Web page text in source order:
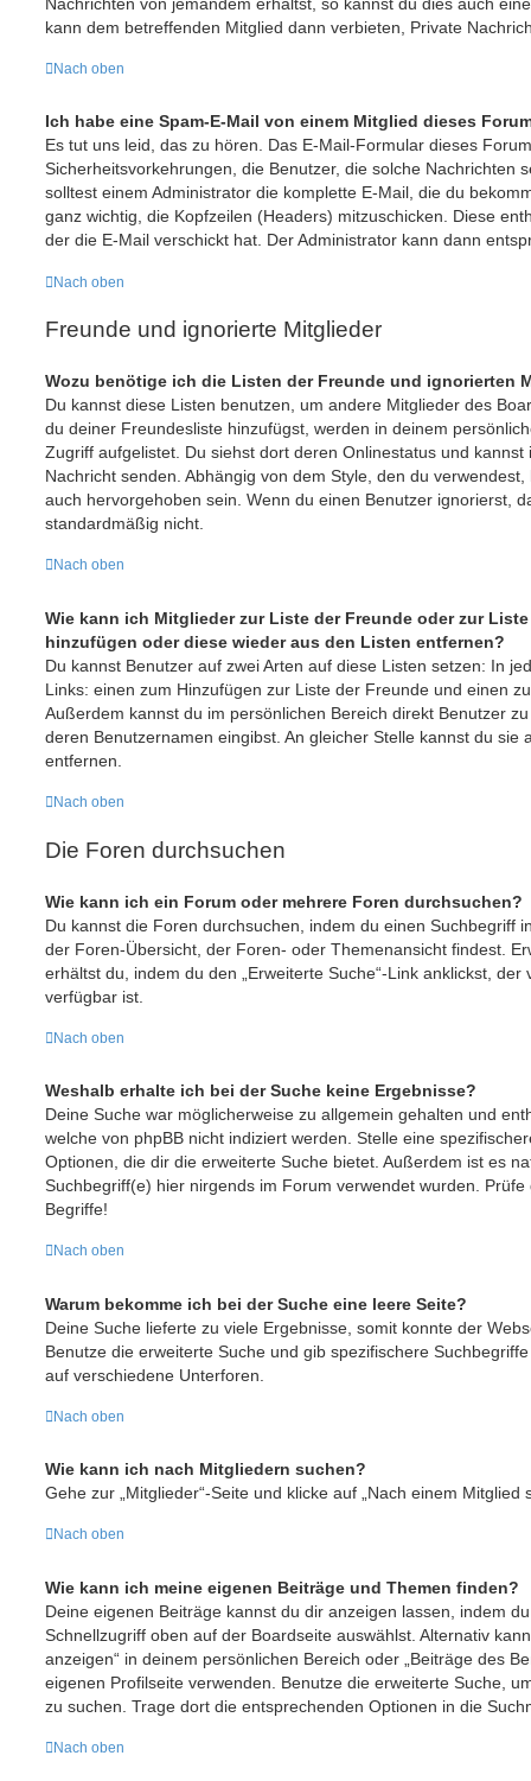
kann dem betreffenden Mitglied dann verbieten, Private
Nach oben
Ich habe eine Spam-E-Mail von einem Mitglied dieses
Es tut uns leid, das zu hören. Das E-Mail-Formular dieses
Sicherheitsvorkehrungen, die Benutzer, die solche Nachrichten
solltest einem Administrator die komplette E-Mail, die du
ganz wichtig, die Kopfzeilen (Headers) mitzuschicken. Diese
der die E-Mail verschickt hat. Der Administrator kann dann
Nach oben
Freunde und ignorierte Mitglieder
Wozu benötige ich die Listen der Freunde und ignorierten
Du kannst diese Listen benutzen, um andere Mitglieder des
du deiner Freundesliste hinzufügst, werden in deinem
Zugriff aufgelistet. Du siehst dort deren Onlinestatus und kannst
Nachricht senden. Abhängig von dem Style, den du
auch hervorgehoben sein. Wenn du einen Benutzer ignorierst,
standardmäßig nicht.
Nach oben
Wie kann ich Mitglieder zur Liste der Freunde oder zur
hinzufügen oder diese wieder aus den Listen entfernen?
Du kannst Benutzer auf zwei Arten auf diese Listen setzen: In
Links: einen zum Hinzufügen zur Liste der Freunde und einen
Außerdem kannst du im persönlichen Bereich direkt Benutzer
deren Benutzernamen eingibst. An gleicher Stelle kannst du sie
entfernen.
Nach oben
Die Foren durchsuchen
Wie kann ich ein Forum oder mehrere Foren durchsuchen?
Du kannst die Foren durchsuchen, indem du einen Suchbegriff
der Foren-Übersicht, der Foren- oder Themenansicht findest.
erhältst du, indem du den „Erweiterte Suche“-Link anklickst,
verfügbar ist.
Nach oben
Weshalb erhalte ich bei der Suche keine Ergebnisse?
Deine Suche war möglicherweise zu allgemein gehalten und
welche von phpBB nicht indiziert werden. Stelle eine
Optionen, die dir die erweiterte Suche bietet. Außerdem ist es
Suchbegriff(e) hier nirgends im Forum verwendet wurden.
Begriffe!
Nach oben
Warum bekomme ich bei der Suche eine leere Seite?
Deine Suche lieferte zu viele Ergebnisse, somit konnte der
Benutze die erweiterte Suche und gib spezifischere
auf verschiedene Unterforen.
Nach oben
Wie kann ich nach Mitgliedern suchen?
Gehe zur „Mitglieder“-Seite und klicke auf „Nach einem Mitglied
Nach oben
Wie kann ich meine eigenen Beiträge und Themen finden?
Deine eigenen Beiträge kannst du dir anzeigen lassen, indem
Schnellzugriff oben auf der Boardseite auswählst. Alternativ
anzeigen“ in deinem persönlichen Bereich oder „Beiträge des
eigenen Profilseite verwenden. Benutze die erweiterte Suche,
zu suchen. Trage dort die entsprechenden Optionen in die
Nach oben